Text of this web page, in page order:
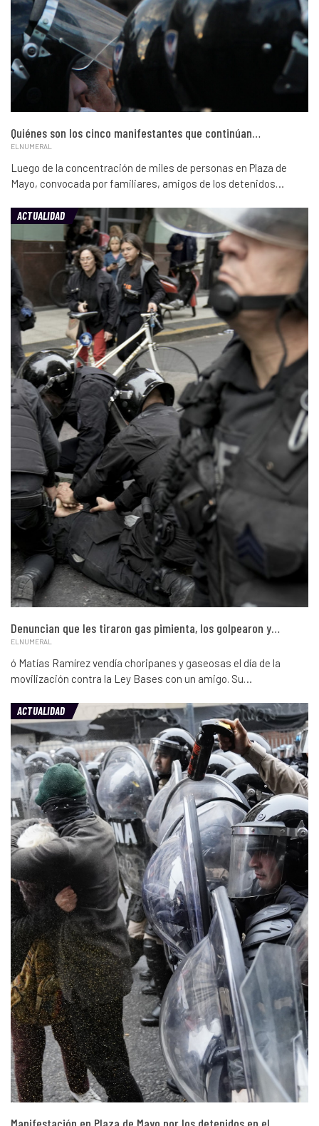
Quiénes son los cinco manifestantes que continúan…
ELNUMERAL
Luego de la concentración de miles de personas en Plaza de
Mayo, convocada por familiares, amigos de los detenidos…
ACTUALIDAD
Denuncian que les tiraron gas pimienta, los golpearon y…
ELNUMERAL
ó Matías Ramírez vendía choripanes y gaseosas el día de la
movilización contra la Ley Bases con un amigo. Su…
ACTUALIDAD